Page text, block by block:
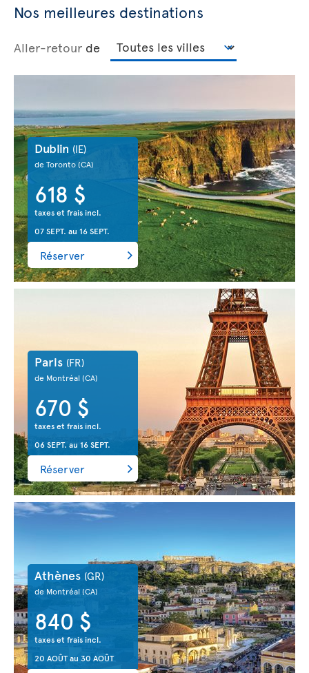
Nos meilleures destinations
Aller-retour de
Dublin (IE)
de Toronto(CA)
618 $
taxes et frais incl.
07 SEPT. au 16 SEPT.
Réserver
Paris (FR)
de Montréal (CA)
670 $
taxes et frais incl.
06 SEPT. au 16 SEPT.
Réserver
Athènes (GR)
de Montréal(CA)
840 $
taxes et frais incl.
20 AOÛTau 30 AOÛT